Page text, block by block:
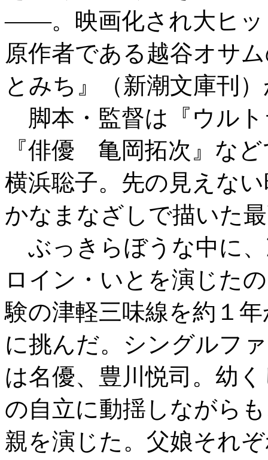
――。映画化され大ヒッ
原作者である越谷オサ
とみち』（新潮文庫刊
脚本・監督は『ウル
『俳優 亀岡拓次』な
横浜聡子。先の見えな
かなまなざしで描いた
ぶっきらぼうな中に
ロイン・いとを演じた
験の津軽三味線を約１
に挑んだ。シングルフ
は名優、豊川悦司。幼
の自立に動揺しながら
親を演じた。父娘それ